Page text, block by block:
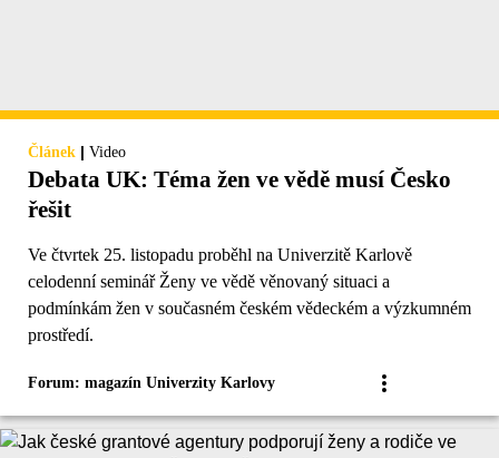
Článek | Video
Debata UK: Téma žen ve vědě musí Česko
řešit
Ve čtvrtek 25. listopadu proběhl na Univerzitě Karlově
celodenní seminář Ženy ve vědě věnovaný situaci a
podmínkám žen v současném českém vědeckém a výzkumném
prostředí.
Forum: magazín Univerzity Karlovy